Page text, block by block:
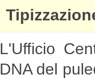
L'Ufficio
DNA del